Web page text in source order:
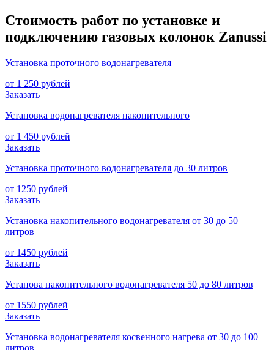
Стоимость работ по установке и
подключению газовых колонок Zanussi
Установка проточного водонагревателя
от 1 250 рублей
Заказать
Установка водонагревателя накопительного
от 1 450 рублей
Заказать
Установка проточного водонагревателя до 30 литров
от 1250 рублей
Заказать
Установка накопительного водонагревателя от 30 до 50
литров
от 1450 рублей
Заказать
Установа накопительного водонагревателя 50 до 80 литров
от 1550 рублей
Заказать
Установка водонагревателя косвенного нагрева от 30 до 100
литров